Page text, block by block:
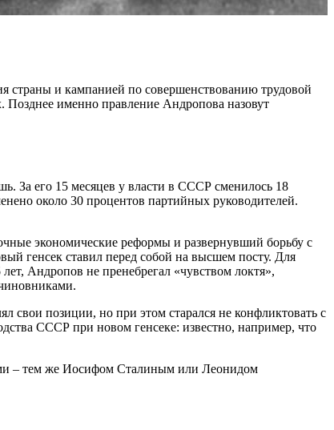
и кампанией по совершенствованию трудовой
именно правление Андропова назовут
За его 15 месяцев у власти в СССР сменилось 18
около 30 процентов партийных руководителей.
экономические реформы и развернувший борьбу с
генсек ставил перед собой на высшем посту. Для
Андропов не пренебрегал «чувством локтя»,
свои позиции, но при этом старался не конфликтовать с
СССР при новом генсеке: известно, например, что
– тем же Иосифом Сталиным или Леонидом